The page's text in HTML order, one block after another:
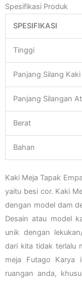
Spesifikasi Produk
SPESIFIKASI
Tinggi
Panjang Silang Kaki
Panjang Silangan
Berat
Bahan
Kaki Meja Tapak
yaitu besi cor. Kaki
dengan model dam
Desain atau model
unik dengan
dari kita tidak terlalu
meja Futago Karya
ruangan anda,